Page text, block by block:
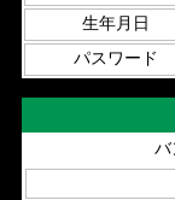
生年月日
パスワード
バ